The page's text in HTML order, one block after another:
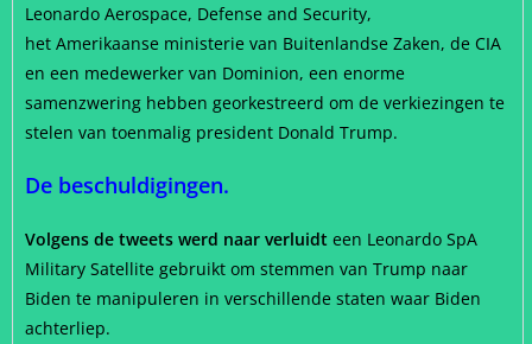
Leonardo Aerospace, Defense and Security,
het Amerikaanse ministerie van Buitenlandse Zaken, de CIA
en een medewerker van Dominion, een enorme
samenzwering hebben georkestreerd om de verkiezingen te
stelen van toenmalig president Donald Trump.
De beschuldigingen.
Volgens de tweets werd naar verluidt een Leonardo SpA
Military Satellite gebruikt om stemmen van Trump naar
Biden te manipuleren in verschillende staten waar Biden
achterliep.